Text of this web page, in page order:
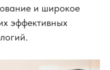
и широкое
эффективных